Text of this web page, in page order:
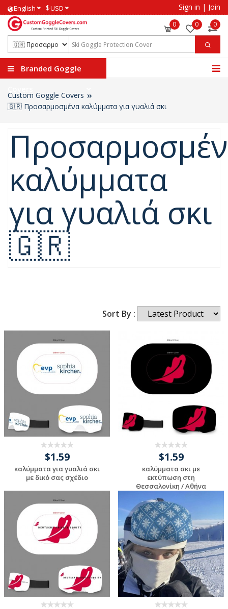
English $USD Sign in | Join
0 0 0
Branded Goggle
Custom Goggle Covers
🇬🇷 Προσαρμοσμένα καλύμματα για γυαλιά σκι
καλύμματα
για γυαλιά σκι
🇬🇷
Sort By :
$1.59
καλύμματα για γυαλιά σκι
με δικό σας σχέδιο
Request a Custom
Quote
$1.59
καλύμματα σκι με
εκτύπωση στη
Θεσσαλονίκη / Αθήνα
Request a Custom
Quote